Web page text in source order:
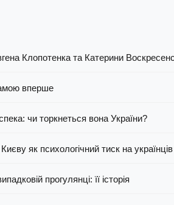
Клопотенка та Катерини
вперше
чи торкнеться вона України?
як психологічний тиск на українців
прогулянці: її історія